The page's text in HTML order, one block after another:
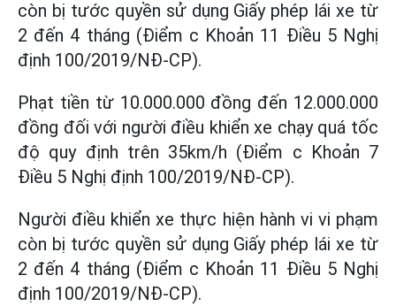
còn bị tước quyền sử dụng Giấy phép lái xe từ
2 đến 4 tháng (Điểm c Khoản 11 Điều 5 Nghị
định 100/2019/NĐ-CP).
Phạt tiền từ 10.000.000 đồng đến 12.000.000
đồng đối với người điều khiển xe chạy quá tốc
độ quy định trên 35km/h (Điểm c Khoản 7
Điều 5 Nghị định 100/2019/NĐ-CP).
Người điều khiển xe thực hiện hành vi vi phạm
còn bị tước quyền sử dụng Giấy phép lái xe từ
2 đến 4 tháng (Điểm c Khoản 11 Điều 5 Nghị
định 100/2019/NĐ-CP).